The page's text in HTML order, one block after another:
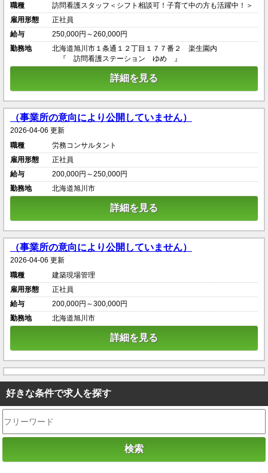
職種
訪問看護スタッフ＜シフト相談可！子育て中の方も活躍中！＞
雇用形態
正社員
給与
250,000円～260,000円
勤務地
北海道旭川市１条通１２丁目１７７番２ 楽生園内
『 訪問看護ステーション ゆめ 』
詳細を見る
（事業所の意向により公開していません）
2026-04-06 更新
職種
労務コンサルタント
雇用形態
正社員
給与
200,000円～250,000円
勤務地
北海道旭川市
詳細を見る
（事業所の意向により公開していません）
2026-04-06 更新
職種
建築現場管理
雇用形態
正社員
給与
200,000円～300,000円
勤務地
北海道旭川市
詳細を見る
好きな条件で求人を探す